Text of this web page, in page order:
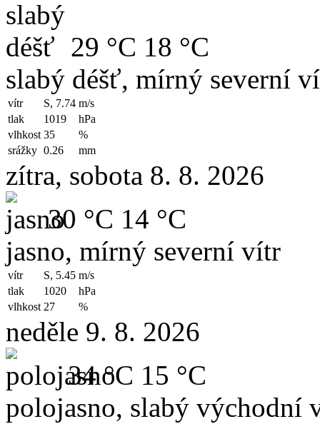
29 °C 18 °C
slabý déšť, mírný severní
vítr S, 7.74 m/s
tlak
1019
hPa
vlhkost 35
%
srážky 0.26 mm
zítra, sobota 8. 8. 2026
30 °C 14 °C
jasno, mírný severní vítr
vítr S, 5.45 m/s
tlak
1020
hPa
vlhkost 27 %
neděle 9. 8. 2026
34 °C 15 °C
polojasno, slabý východní